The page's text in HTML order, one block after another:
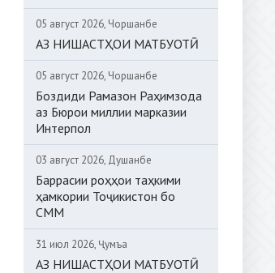
БОНГИ ИЗТИРОБ. ПИРЯХҲО
Соли равон бар асари
пиряхҳо бо суръати бесобиқа
05 август 2026, Чоршанбе
АЗ НИШАСТҲОИ МАТБУОТӢ
05 август 2026, Чоршанбе
Боздиди Рамазон Раҳимзода
аз Бюрои миллии марказии
Интерпол
03 август 2026, Душанбе
Баррасии роҳҳои таҳкими
ҳамкории Тоҷикистон бо
СММ
31 июл 2026, Ҷумъа
АЗ НИШАСТҲОИ МАТБУОТӢ